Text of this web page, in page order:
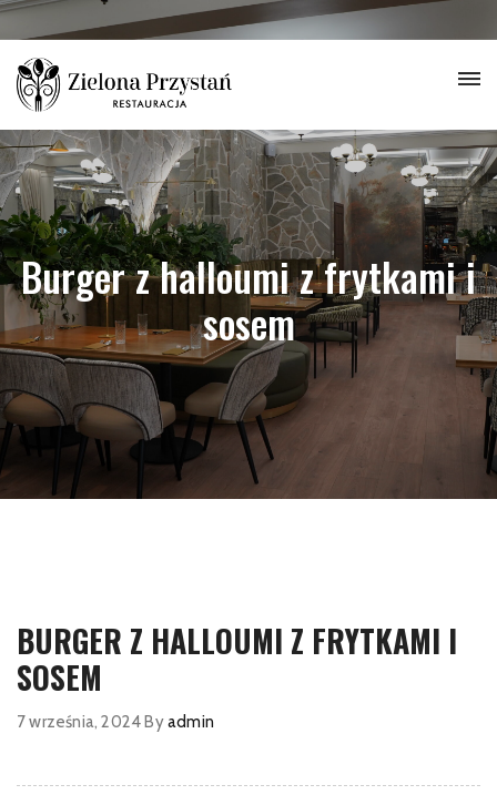
Burger z halloumi z frytkami i
sosem
BURGER Z HALLOUMI Z FRYTKAMI I
SOSEM
7 września, 2024Byadmin